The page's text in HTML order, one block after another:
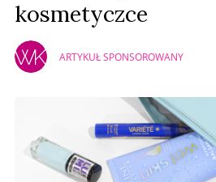
kosmetyczce
ARTYKUŁ SPONSOROWANY